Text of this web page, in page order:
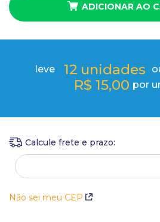
ADICIONAR AO
leve 12 unidades
R$ 15,00 por
Não sei meu CEP